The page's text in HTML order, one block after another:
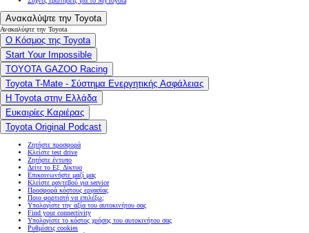
Ανακαλύψτε την Toyota
Ανακαλύψτε την Toyota
Ο Κόσμος της Toyota
Start Your Impossible
TOYOTA GAZOO Racing
Toyota T-Mate - Σύστημα Ενεργητικής Ασφάλειας
Η Toyota στην Ελλάδα
Ευκαιρίες Καριέρας
Toyota Original Podcast
Ζητήστε προσφορά
Κλείστε test drive
Ζητήστε έντυπο
Δείτε το Εξ. Δίκτυο
Επικοινωνήστε μαζί μας
Κλείστε ραντεβού για service
Προσφορά κόστους εργασίας
Ποιο φορτιστή να επιλέξω;
Υπολογίστε την αξία του αυτοκινήτου σας
Find your connectivity
Υπολογίστε το κόστος χρήσης του αυτοκινήτου σας
Ρυθμίσεις cookies